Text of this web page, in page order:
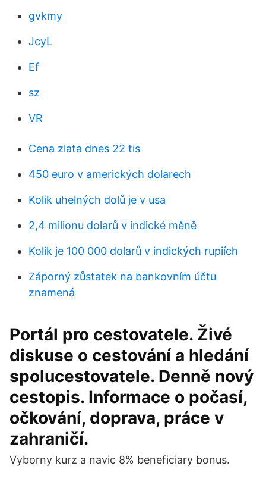
gvkmy
JcyL
Ef
sz
VR
Cena zlata dnes 22 tis
450 euro v amerických dolarech
Kolik uhelných dolů je v usa
2,4 milionu dolarů v indické měně
Kolik je 100 000 dolarů v indických rupiích
Záporný zůstatek na bankovním účtu
znamená
Portál pro cestovatele. Živé
diskuse o cestování a hledání
spolucestovatele. Denně nový
cestopis. Informace o počasí,
očkování, doprava, práce v
zahraničí.
Vyborny kurz a navic 8% beneficiary bonus.